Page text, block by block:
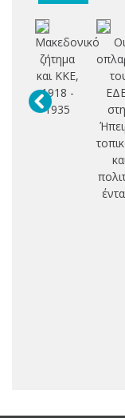
Μακεδονικό
ζήτημα
και ΚΚΕ,
1918 -
1935
Οι